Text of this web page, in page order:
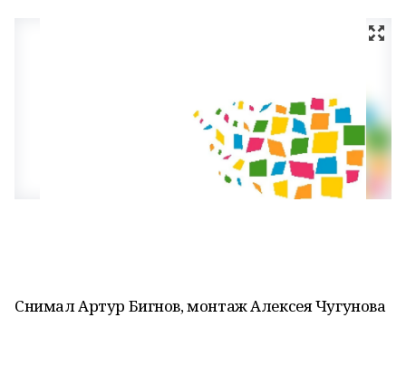
Снимал Артур Бигнов, монтаж Алексея Чугунова